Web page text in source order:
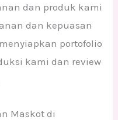
dan produk kami
dan kepuasan
portofolio
kami dan review
Maskot di